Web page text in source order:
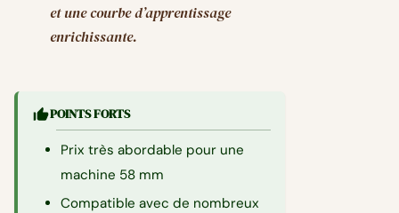
et une courbe d’apprentissage
enrichissante.
POINTS FORTS
Prix très abordable pour une
machine 58 mm
Compatible avec de nombreux